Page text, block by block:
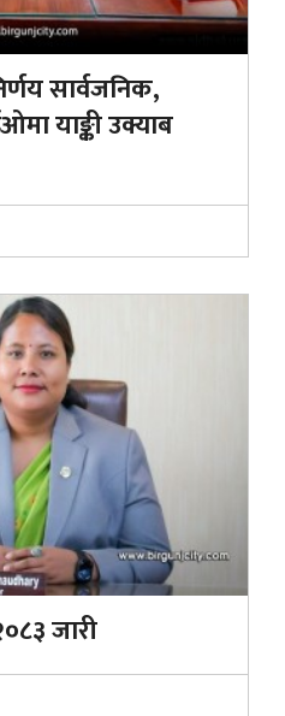
सार्वजनिक,
याङ्की उक्याब
जारी